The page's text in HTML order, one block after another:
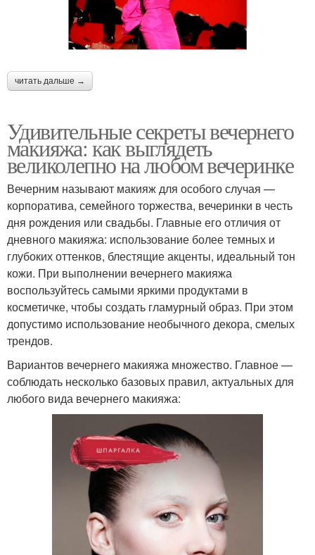
читать дальше →
Удивительные секреты вечернего
макияжа: как выглядеть
великолепно на любом вечеринке
Вечерним называют макияж для особого случая —
корпоратива, семейного торжества, вечеринки в честь
дня рождения или свадьбы. Главные его отличия от
дневного макияжа: использование более темных и
глубоких оттенков, блестящие акценты, идеальный тон
кожи. При выполнении вечернего макияжа
воспользуйтесь самыми яркими продуктами в
косметичке, чтобы создать гламурный образ. При этом
допустимо использование необычного декора, смелых
трендов.
Вариантов вечернего макияжа множество. Главное —
соблюдать несколько базовых правил, актуальных для
любого вида вечернего макияжа: